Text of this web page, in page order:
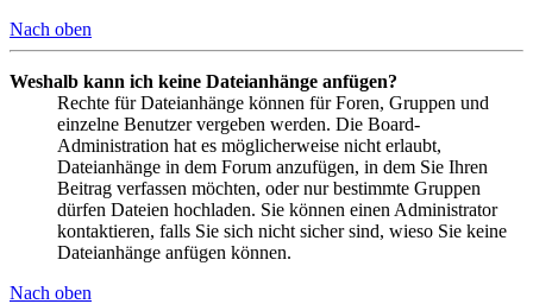
Nach oben
Weshalb kann ich keine Dateianhänge anfügen?
Rechte für Dateianhänge können für Foren, Gruppen und
einzelne Benutzer vergeben werden. Die Board-
Administration hat es möglicherweise nicht erlaubt,
Dateianhänge in dem Forum anzufügen, in dem Sie Ihren
Beitrag verfassen möchten, oder nur bestimmte Gruppen
dürfen Dateien hochladen. Sie können einen Administrator
kontaktieren, falls Sie sich nicht sicher sind, wieso Sie keine
Dateianhänge anfügen können.
Nach oben